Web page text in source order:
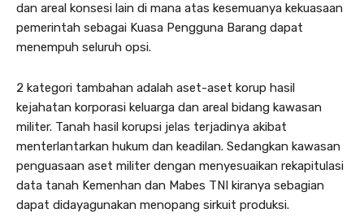
dan areal konsesi lain di mana atas kesemuanya kekuasaan
pemerintah sebagai Kuasa Pengguna Barang dapat
menempuh seluruh opsi.
2 kategori tambahan adalah aset-aset korup hasil
kejahatan korporasi keluarga dan areal bidang kawasan
militer. Tanah hasil korupsi jelas terjadinya akibat
menterlantarkan hukum dan keadilan. Sedangkan kawasan
penguasaan aset militer dengan menyesuaikan rekapitulasi
data tanah Kemenhan dan Mabes TNI kiranya sebagian
dapat didayagunakan menopang sirkuit produksi.